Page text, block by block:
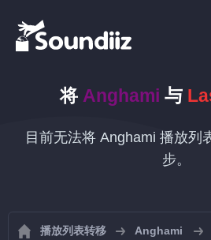
将 Anghami 与
目前无法将 Anghami 播放列
步。
播放列表转移 Anghami